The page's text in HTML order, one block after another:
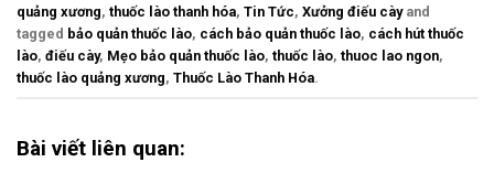
quảng xương, thuốc lào thanh hóa, Tin Tức, Xưởng điếu càyand
tagged bảo quản thuốc lào, cách bảo quản thuốc lào, cách hút thuốc
lào, điếu cày, Mẹo bảo quản thuốc lào, thuốc lào, thuoc lao ngon,
thuốc lào quảng xương, Thuốc Lào Thanh Hóa.
Bài viết liên quan: